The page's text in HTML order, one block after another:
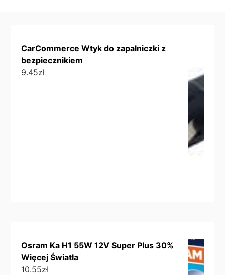
CarCommerce Wtyk do zapalniczki z
bezpiecznikiem
9.45zł
Osram Ka H1 55W 12V Super Plus 30%
Więcej Światła
10.55zł